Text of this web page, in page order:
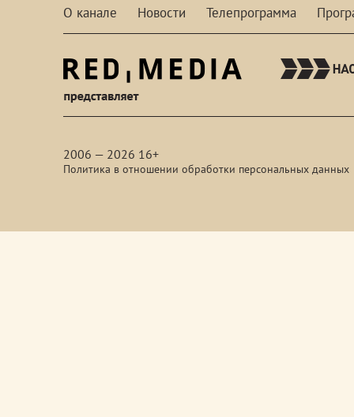
О канале Новости Телепрограмма
2006 — 2026 16+
Политика в отношении обработки персональных данных